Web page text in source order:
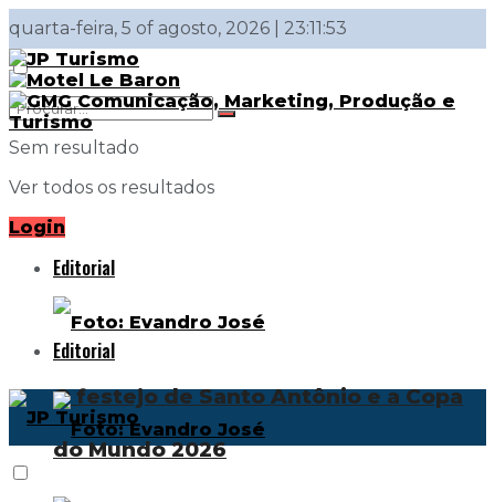
quarta-feira, 5 of agosto, 2026 | 23:11:53
Sem resultado
Ver todos os resultados
Login
Editorial
O festejo de Santo Antônio e a Copa
do Mundo 2026
Editorial